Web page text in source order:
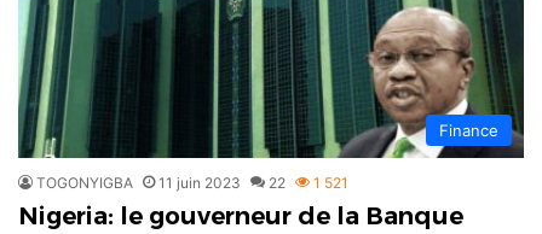
Finance
TOGONYIGBA 11 juin 2023 22 1 521
Nigeria: le gouverneur de la Banque